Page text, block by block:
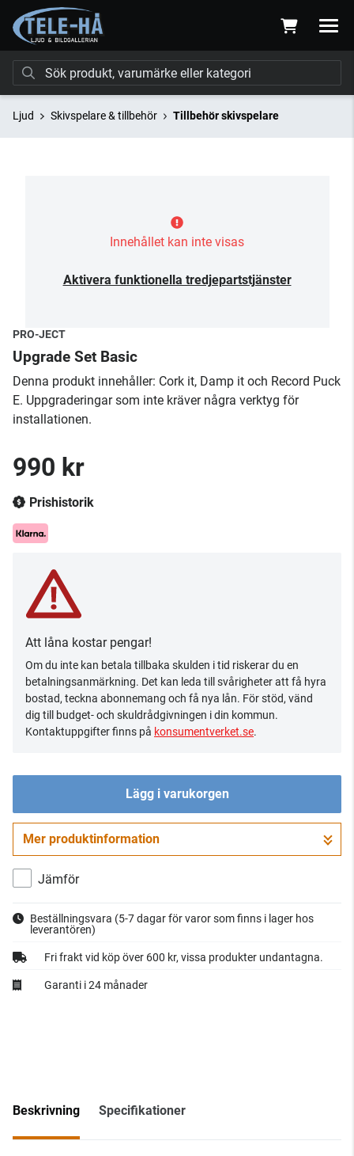
Ljud Skivspelare & tillbehör Tillbehör skivspelare
Innehållet kan inte visas
Aktivera funktionella tredjepartstjänster
PRO-JECT
Upgrade Set Basic
Denna produkt innehåller: Cork it, Damp it och Record Puck
E. Uppgraderingar som inte kräver några verktyg för
installationen.
990 kr
Prishistorik
Att låna kostar pengar!
Om du inte kan betala tillbaka skulden i tid riskerar du en
betalningsanmärkning. Det kan leda till svårigheter att få hyra
bostad, teckna abonnemang och få nya lån. För stöd, vänd
dig till budget- och skuldrådgivningen i din kommun.
Kontaktuppgifter finns på konsumentverket.se.
Lägg i varukorgen
Gå till kassan
Mer produktinformation
Jämför
Beställningsvara (5-7 dagar för varor som finns i lager hos
leverantören)
Fri frakt vid köp över 600 kr, vissa produkter undantagna.
Garanti i 24 månader
Beskrivning Specifikationer